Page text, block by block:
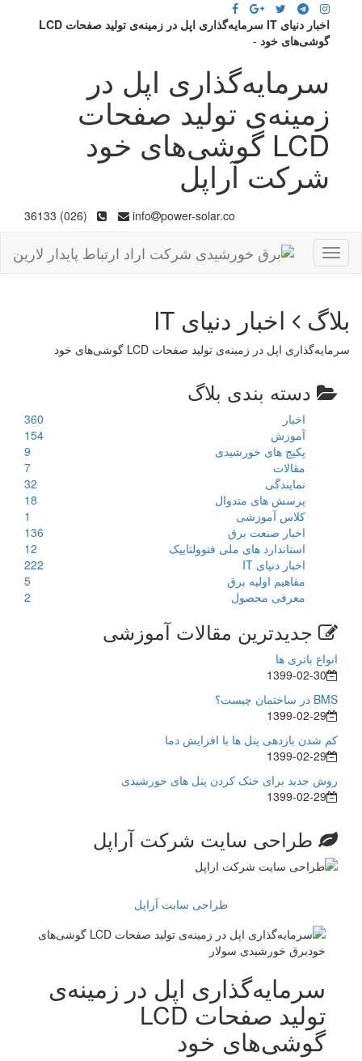
اخبار دنیای IT سرمایه‌گذاری اپل در زمینه‌ی تولید صفحات LCD
گوشی‌های خود -
سرمایه‌گذاری اپل در
زمینه‌ی تولید صفحات
LCD گوشی‌های خود
شرکت آراپل
info power-solar.co
(026) 36133
Toggle
navigation
بلاگ اخبار دنیای IT
سرمایه‌گذاری اپل در زمینه‌ی تولید صفحات LCD گوشی‌های خود
دسته بندی بلاگ
اخبار
360
آموزش
154
پکیج های خورشیدی
9
مقالات
7
نمایندگی
32
پرسش های متدوال
18
کلاس آموزشی
1
اخبار صنعت برق
136
استاندارد های ملی فتوولتاییک
12
اخبار دنیای IT
222
مفاهیم اولیه برق
5
معرفی محصول
2
جدیدترین مقالات آموزشی
انواع باتری ها
1399-02-30
BMS در ساختمان چیست؟
1399-02-29
کم شدن بازدهی پنل ها با افزایش دما
1399-02-29
روش جدید برای خنک کردن پنل های خورشیدی
1399-02-29
طراحی سایت شرکت آراپل
طراحی سایت آراپل
سرمایه‌گذاری اپل در زمینه‌ی
تولید صفحات LCD
گوشی‌های خود